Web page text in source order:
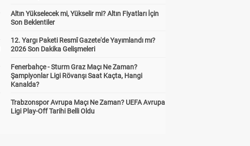
Altın Yükselecek mi, Yükselir mi? Altın Fiyatları İçin
Son Beklentiler
12. Yargı Paketi Resmî Gazete'de Yayımlandı mı?
2026 Son Dakika Gelişmeleri
Fenerbahçe - Sturm Graz Maçı Ne Zaman?
Şampiyonlar Ligi Rövanşı Saat Kaçta, Hangi
Kanalda?
Trabzonspor Avrupa Maçı Ne Zaman? UEFA Avrupa
Ligi Play-Off Tarihi Belli Oldu